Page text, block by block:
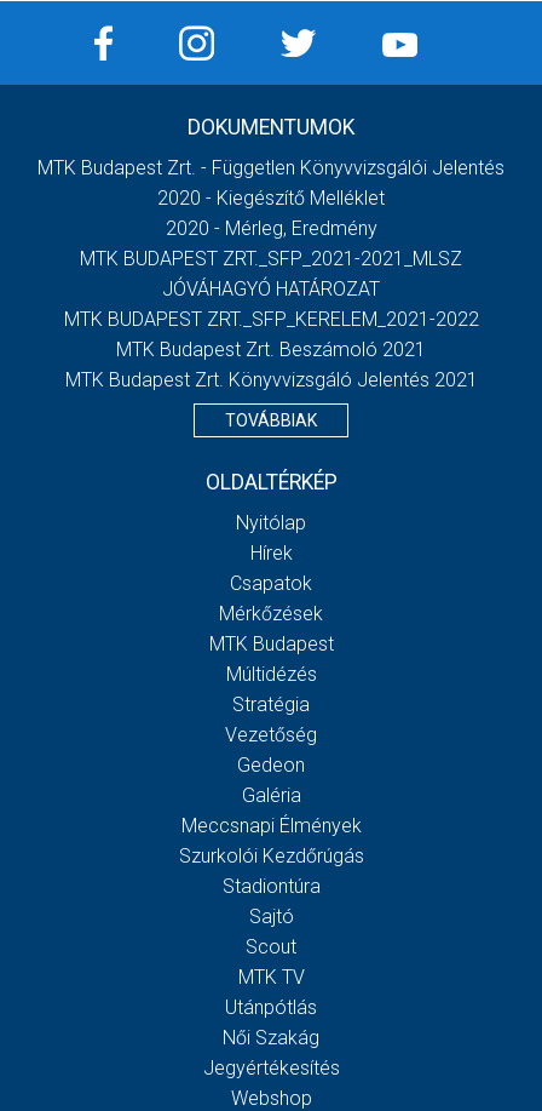
DOKUMENTUMOK
MTK Budapest Zrt. - Független Könyvvizsgálói Jelentés
2020 - Kiegészítő Melléklet
2020 - Mérleg, Eredmény
MTK BUDAPEST ZRT._SFP_2021-2021_MLSZ
JÓVÁHAGYÓ HATÁROZAT
MTK BUDAPEST ZRT._SFP_KERELEM_2021-2022
MTK Budapest Zrt. Beszámoló 2021
MTK Budapest Zrt. Könyvvizsgáló Jelentés 2021
TOVÁBBIAK
OLDALTÉRKÉP
Nyitólap
Hírek
Csapatok
Mérkőzések
MTK Budapest
Múltidézés
Stratégia
Vezetőség
Gedeon
Galéria
Meccsnapi Élmények
Szurkolói Kezdőrúgás
Stadiontúra
Sajtó
Scout
MTK TV
Utánpótlás
Női Szakág
Jegyértékesítés
Webshop